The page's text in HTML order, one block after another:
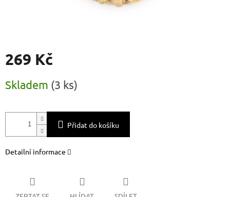
269 Kč
cena:
Skladem (3 ks)
Přidat do košíku
Detailní informace